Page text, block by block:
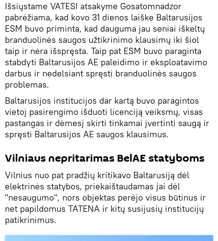
Išsiųstame VATESI atsakyme Gosatomnadzor
pabrėžiama, kad kovo 31 dienos laiške Baltarusijos
ESM buvo priminta, kad dauguma jau seniai iškeltų
branduolinės saugos užtikrinimo klausimų iki šiol
taip ir nėra išspręsta. Taip pat ESM buvo paraginta
stabdyti Baltarusijos AE paleidimo ir eksploatavimo
darbus ir nedelsiant spręsti branduolinės saugos
problemas.
Baltarusijos institucijos dar kartą buvo paragintos
vietoj pasirengimo išduoti licenciją veiksmų, visas
pastangas ir dėmesį skirti tinkamai įvertinti saugą ir
spręsti Baltarusijos AE saugos klausimus.
Vilniaus nepritarimas BelAE statyboms
Vilnius nuo pat pradžių kritikavo Baltarusiją dėl
elektrinės statybos, priekaištaudamas jai dėl
"nesaugumo", nors objektas perėjo visus būtinus ir
net papildomus TATENA ir kitų susijusių institucijų
patikrinimus.